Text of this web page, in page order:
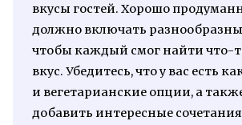
вкусы гостей. Хорошо
должно включать
чтобы каждый смог найти что-
вкус. Убедитесь, что у вас есть
и вегетарианские опции, а
добавить интересные сочетания